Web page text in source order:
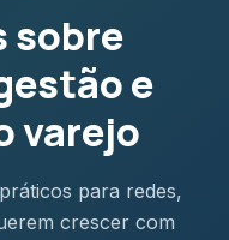
sobre
e
varejo
para redes,
crescer com